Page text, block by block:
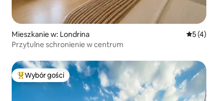
Mieszkanie w: Londrina Średnia
5 (4)
Przytulne schronienie w centrum
Najpopularniejsze z kategorii Wybór gości
Wybór gości